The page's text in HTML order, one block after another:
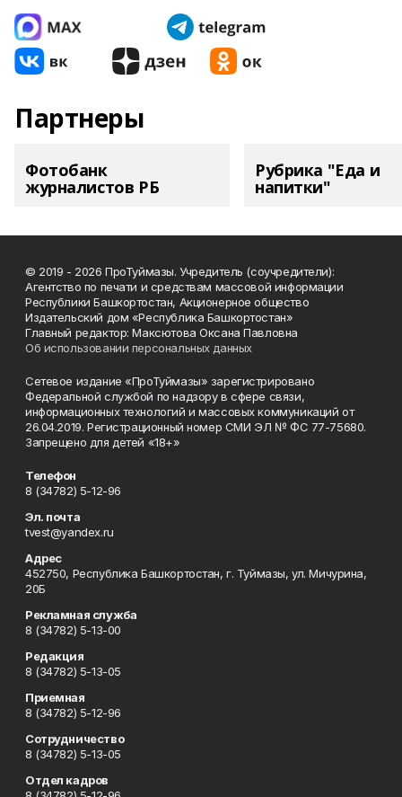
Партнеры
Фотобанк
журналистов РБ
Рубрика "Еда и
напитки"
© 2019 - 2026 ПроТуймазы. Учредитель (соучредители):
Агентство по печати и средствам массовой информации
Республики Башкортостан, Акционерное общество
Издательский дом «Республика Башкортостан»
Главный редактор: Максютова Оксана Павловна
Об использовании персональных данных
Сетевое издание «ПроТуймазы» зарегистрировано
Федеральной службой по надзору в сфере связи,
информационных технологий и массовых коммуникаций от
26.04.2019. Регистрационный номер СМИ ЭЛ № ФС 77-75680.
Запрещено для детей «18+»
Телефон
8 (34782) 5-12-96
Эл. почта
tvest@yandex.ru
Адрес
452750, Республика Башкортостан, г. Туймазы, ул. Мичурина,
20Б
Рекламная служба
8 (34782) 5-13-00
Редакция
8 (34782) 5-13-05
Приемная
8 (34782) 5-12-96
Сотрудничество
8 (34782) 5-13-05
Отдел кадров